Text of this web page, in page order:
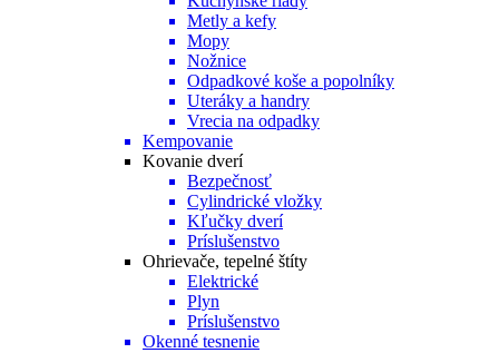
Metly a kefy
Mopy
Nožnice
Odpadkové koše a popolníky
Uteráky a handry
Vrecia na odpadky
Kempovanie
Kovanie dverí
Bezpečnosť
Cylindrické vložky
Kľučky dverí
Príslušenstvo
Ohrievače, tepelné štíty
Elektrické
Plyn
Príslušenstvo
Okenné tesnenie